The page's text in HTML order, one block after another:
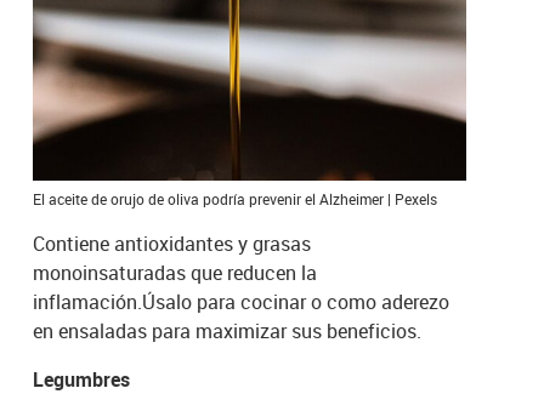
El aceite de orujo de oliva podría prevenir el Alzheimer | Pexels
Contiene antioxidantes y grasas
monoinsaturadas que reducen la
inflamación.Úsalo para cocinar o como aderezo
en ensaladas para maximizar sus beneficios.
Legumbres